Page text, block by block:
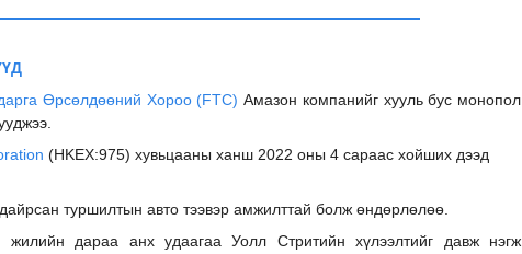
Өрсөлдөөний Хороо (FTC) Амазон компанийг хууль бус монопол
(HKEX:975) хувьцааны ханш 2022 оны 4 сараас хойших дээд
туршилтын авто тээвэр амжилттай болж өндөрлөлөө.
дараа анх удаагаа Уолл Стритийн хүлээлтийг давж нэгж